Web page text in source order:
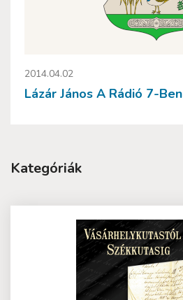
2014.04.02
Lázár János A Rádió 7-Ben
Kategóriák